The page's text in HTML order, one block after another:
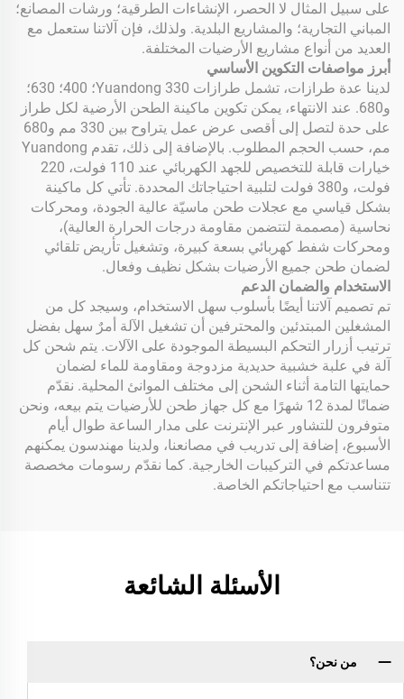
على سبيل المثال لا الحصر، الإنشاءات الطرقية؛ ورشات المصانع؛
المباني التجارية؛ والمشاريع البلدية. ولذلك، فإن آلاتنا ستعمل مع
العديد من أنواع مشاريع الأرضيات المختلفة.
أبرز مواصفات التكوين الأساسي
لدينا عدة طرازات، تشمل طرازات Yuandong 330؛ 400؛ 630؛
و680. عند الانتهاء، يمكن تكوين ماكينة الطحن الأرضية لكل طراز
على حدة لتصل إلى أقصى عرض عمل يتراوح بين 330 مم و680
مم، حسب الحجم المطلوب. بالإضافة إلى ذلك، تقدم Yuandong
خيارات قابلة للتخصيص للجهد الكهربائي عند 110 فولت، 220
فولت، و380 فولت لتلبية احتياجاتك المحددة. تأتي كل ماكينة
بشكل قياسي مع عجلات طحن ماسيّة عالية الجودة، ومحركات
نحاسية (مصممة لتتضمن مقاومة درجات الحرارة العالية)،
ومحركات شفط كهربائي بسعة كبيرة، وتشغيل تأريض تلقائي
لضمان طحن جميع الأرضيات بشكل نظيف وفعال.
الاستخدام والضمان الدعم
تم تصميم آلاتنا أيضًا بأسلوب سهل الاستخدام، وسيجد كل من
المشغلين المبتدئين والمحترفين أن تشغيل الآلة أمرٌ سهل بفضل
ترتيب أزرار التحكم البسيطة الموجودة على الآلات. يتم شحن كل
آلة في علبة خشبية حديدية مزدوجة ومقاومة للماء لضمان
حمايتها التامة أثناء الشحن إلى مختلف الموانئ المحلية. نقدّم
ضمانًا لمدة 12 شهرًا مع كل جهاز طحن للأرضيات يتم بيعه، ونحن
متوفرون للتشاور عبر الإنترنت على مدار الساعة طوال أيام
الأسبوع، إضافة إلى تدريب في مصانعنا، ولدينا مهندسون يمكنهم
مساعدتكم في التركيبات الخارجية. كما نقدّم رسومات مخصصة
تتناسب مع احتياجاتكم الخاصة.
الأسئلة الشائعة
من نحن؟